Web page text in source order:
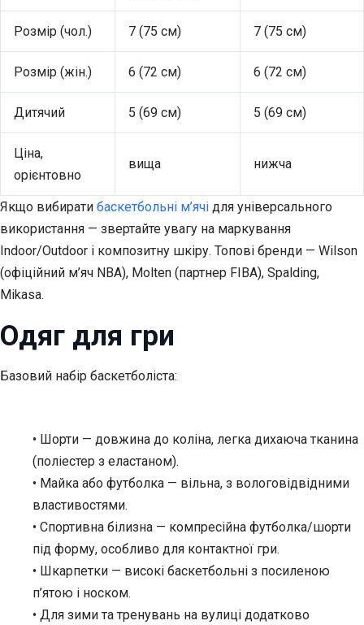
Розмір (чол.) 7 (75 см) 7 (75 см)
Розмір (жін.) 6 (72 см) 6 (72 см)
Дитячий 5 (69 см) 5 (69 см)
Ціна,
орієнтовно
вища нижча
Якщо вибирати баскетбольні м’ячі для універсального
використання — звертайте увагу на маркування
Indoor/Outdoor і композитну шкіру. Топові бренди — Wilson
(офіційний м’яч NBA), Molten (партнер FIBA), Spalding,
Mikasa.
Одяг для гри
Базовий набір баскетболіста:
• Шорти — довжина до коліна, легка дихаюча тканина
(поліестер з еластаном).
• Майка або футболка — вільна, з вологовідвідними
властивостями.
• Спортивна білизна — компресійна футболка/шорти
під форму, особливо для контактної гри.
• Шкарпетки — високі баскетбольні з посиленою
п’ятою і носком.
• Для зими та тренувань на вулиці додатково